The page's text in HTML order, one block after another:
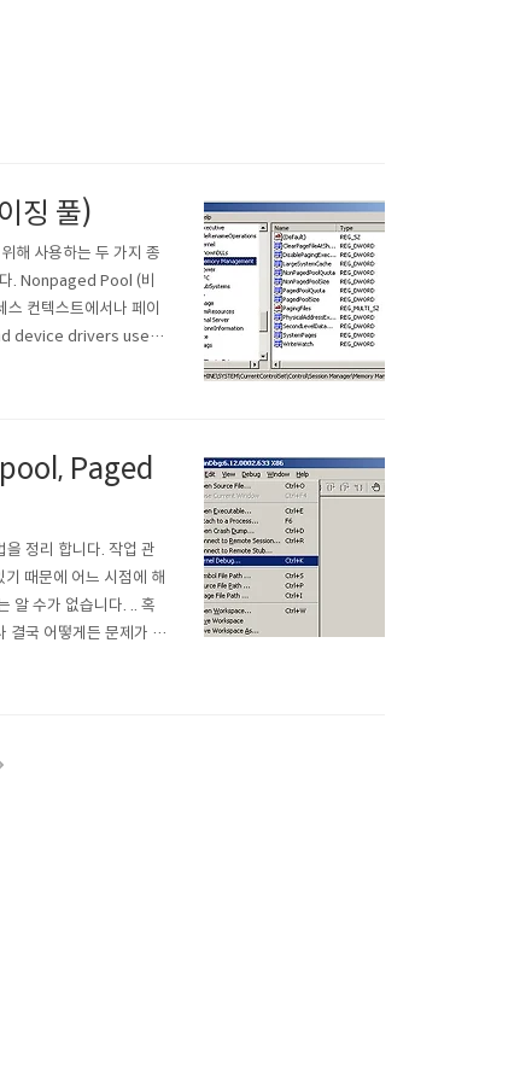
징 풀)
해 사용하는 두 가지 종
. Nonpaged Pool (비
스 컨텍스트에서나 페이
device drivers use n
page faults. The ker
Paged
정리 합니다. 작업 관
때문에 어느 시점에 해
알 수가 없습니다. .. 혹
결국 어떻게든 문제가 발
을 이용하여 시스템의